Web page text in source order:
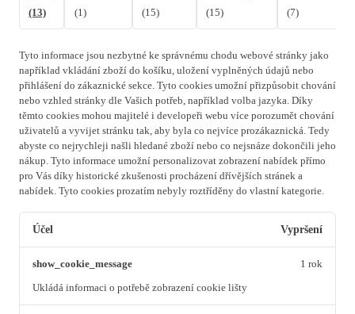
(13)
(1)
(15)
(15)
(7)
Tyto informace jsou nezbytné ke správnému chodu webové stránky jako
například vkládání zboží do košíku, uložení vyplněných údajů nebo
přihlášení do zákaznické sekce. Tyto cookies umožní přizpůsobit chování
nebo vzhled stránky dle Vašich potřeb, například volba jazyka. Díky
těmto cookies mohou majitelé i developeři webu více porozumět chování
uživatelů a vyvijet stránku tak, aby byla co nejvíce prozákaznická. Tedy
abyste co nejrychleji našli hledané zboží nebo co nejsnáze dokončili jeho
nákup. Tyto informace umožní personalizovat zobrazení nabídek přímo
pro Vás díky historické zkušenosti procházení dřívějších stránek a
nabídek. Tyto cookies prozatím nebyly roztříděny do vlastní kategorie.
Účel Vypršení
show_cookie_message
Ukládá informaci o potřebě zobrazení cookie lišty
1 rok